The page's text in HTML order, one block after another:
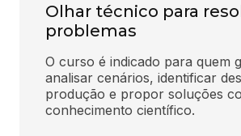
Olhar técnico para
problemas
O curso é indicado para quem
analisar cenários, identificar
produção e propor soluções
conhecimento científico.